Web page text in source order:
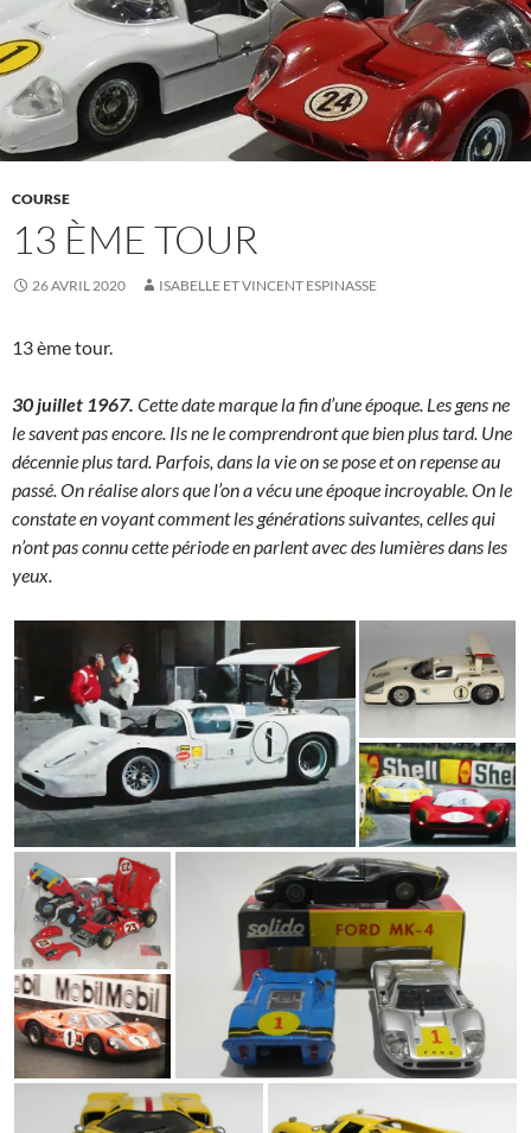
COURSE
13 ÈME TOUR
26 AVRIL 2020 ISABELLE ET VINCENT ESPINASSE
13 ème tour.
30 juillet 1967. Cette date marque la fin d’une époque. Les gens ne
le savent pas encore. Ils ne le comprendront que bien plus tard. Une
décennie plus tard. Parfois, dans la vie on se pose et on repense au
passé. On réalise alors que l’on a vécu une époque incroyable. On le
constate en voyant comment les générations suivantes, celles qui
n’ont pas connu cette période en parlent avec des lumières dans les
yeux.